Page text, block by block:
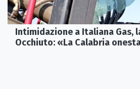
Intimidazione a Italiana Gas,
Occhiuto: «La Calabria